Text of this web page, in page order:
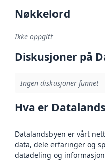
Nøkkelord
Ikke oppgitt
Diskusjoner på
Ingen diskusjoner funnet
Hva er
Datalandsbyen er vårt
data, dele erfaringer og
datadeling og